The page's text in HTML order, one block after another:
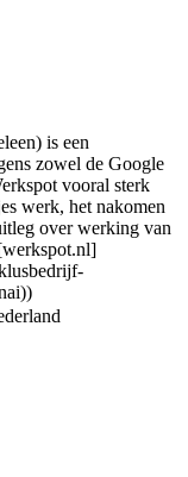
is een
zowel de Google
vooral sterk
werk, het nakomen
over werking van